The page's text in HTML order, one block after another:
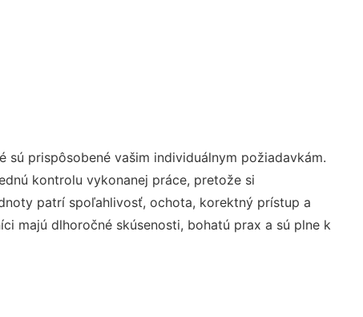
sú prispôsobené vašim individuálnym požiadavkám.
kontrolu vykonanej práce, pretože si
patrí spoľahlivosť, ochota, korektný prístup a
majú dlhoročné skúsenosti, bohatú prax a sú plne k